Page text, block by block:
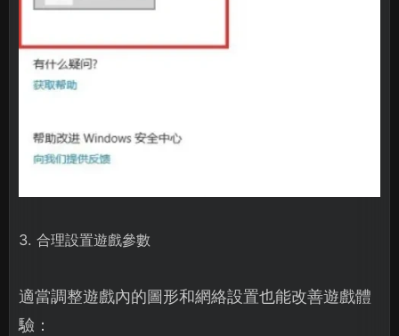
3. 合理設置遊戲參數
適當調整遊戲內的圖形和網絡設置也能改善遊戲體
驗：